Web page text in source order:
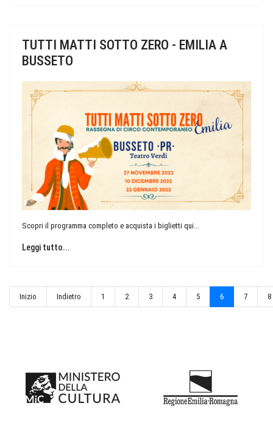
TUTTI MATTI SOTTO ZERO - EMILIA A
BUSSETO
Scopri il programma completo e acquista i biglietti qui...
Leggi tutto...
Inizio Indietro 1 2 3 4 5 6 7 8